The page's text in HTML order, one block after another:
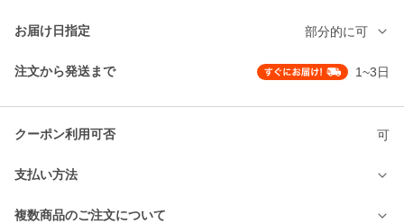
お届け日指定 部分的に可
注文から発送まで 1~3日
クーポン利用可否 可
支払い方法
複数商品のご注文について